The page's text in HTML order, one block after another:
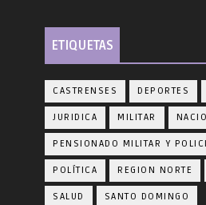
ETIQUETAS
CASTRENSES DEPORTES
JURIDICA MILITAR
PENSIONADO MILITAR Y
POLÍTICA REGION NORTE
SALUD SANTO DOMINGO